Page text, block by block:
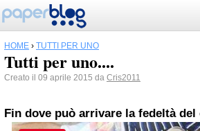
HOME › TUTTI PER UNO
Tutti per uno....
Creato il 09 aprile 2015 da Cris2011
Fin dove può arrivare la fedeltà del